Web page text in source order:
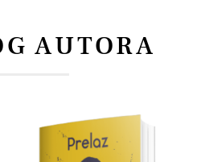
AUTORA